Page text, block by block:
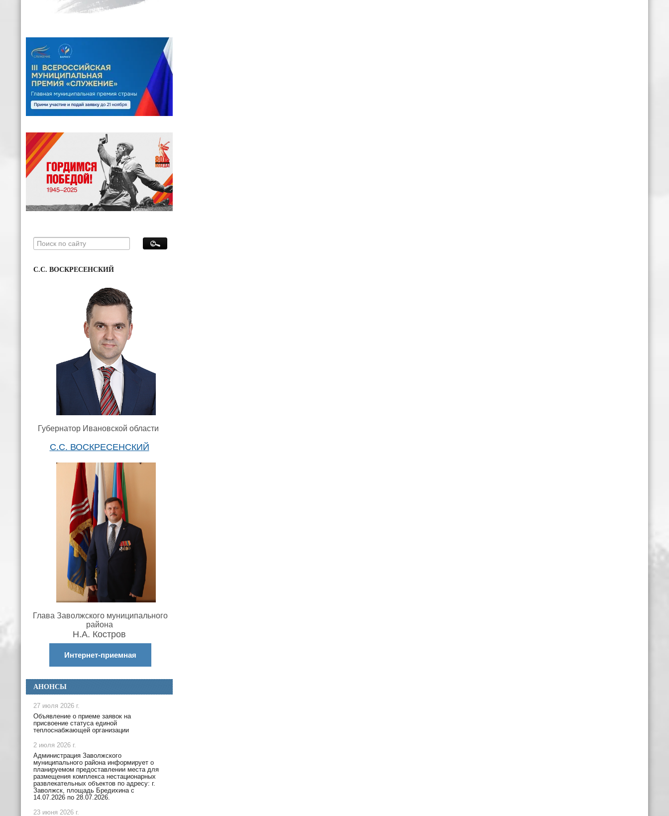
С.С. ВОСКРЕСЕНСКИЙ
Губернатор Ивановской области
С.С. ВОСКРЕСЕНСКИЙ
Глава Заволжского муниципального
района
Н.А. Костров
Интернет-приемная
АНОНСЫ
27 июля 2026 г.
Объявление о приеме заявок на
присвоение статуса единой
теплоснабжающей организации
2 июля 2026 г.
Администрация Заволжского
муниципального района информирует о
планируемом предоставлении места для
размещения комплекса нестационарных
развлекательных объектов по адресу: г.
Заволжск, площадь Бредихина с
14.07.2026 по 28.07.2026.
23 июня 2026 г.